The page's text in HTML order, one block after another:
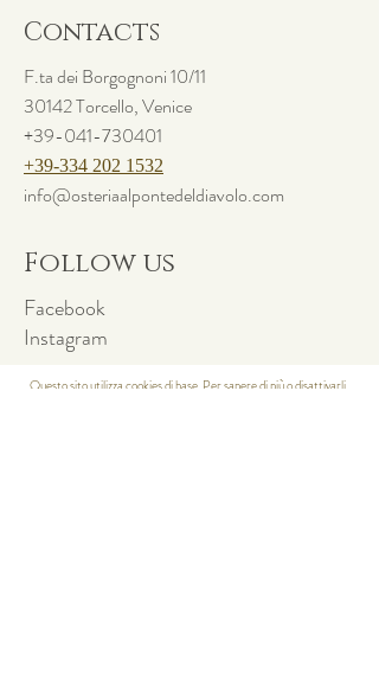
Contacts
F.ta dei Borgognoni 10/11
30142 Torcello, Venice
+39-041-730401
+39-334 202 1532
info@osteriaalpontedeldiavolo.com
Follow us
Facebook
Instagram
Questo sito utilizza cookies di base. Per sapere di più o disattivarli,